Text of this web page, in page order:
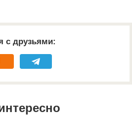
с друзьями: